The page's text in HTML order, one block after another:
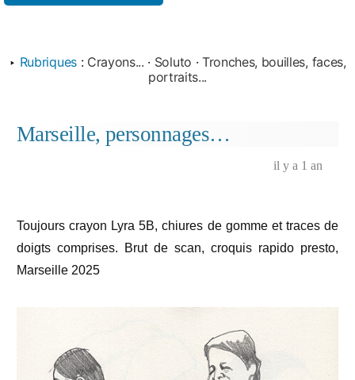
‣ Rubriques : Crayons... · Soluto · Tronches, bouilles, faces,
portraits...
Marseille, personnages…
il y a 1 an
Toujours crayon Lyra 5B, chiures de gomme et traces de
doigts comprises. Brut de scan, croquis rapido presto,
Marseille 2025